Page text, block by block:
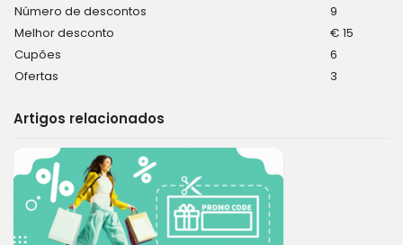
Número de descontos
9
Melhor desconto
€ 15
Cupões
6
Ofertas
3
Artigos relacionados